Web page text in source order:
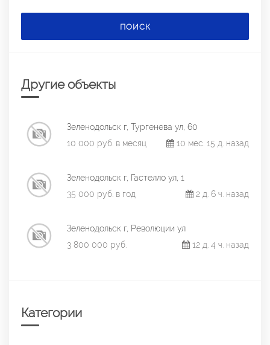
ПОИСК
Другие объекты
Зеленодольск г, Тургенева ул, 60
10 000 руб. в месяц
10 мес. 15 д. назад
Зеленодольск г, Гастелло ул, 1
35 000 руб. в год
2 д. 6 ч. назад
Зеленодольск г, Революции ул
3 800 000 руб.
12 д. 4 ч. назад
Категории